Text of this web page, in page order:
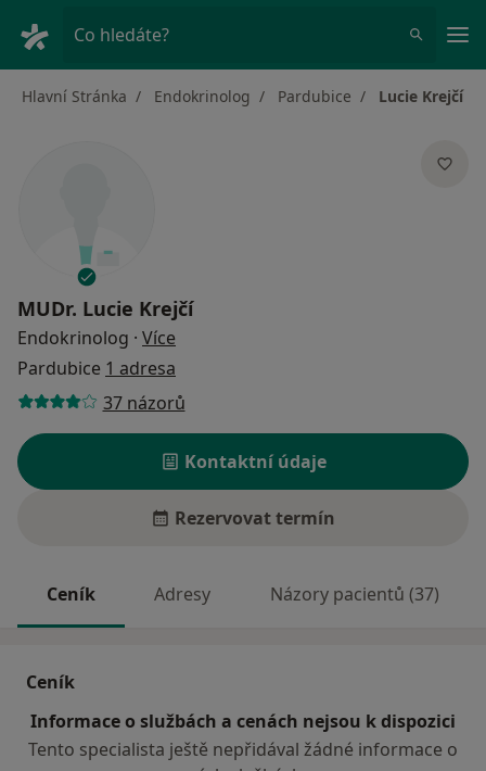
Co hledáte?
Hlavní Stránka Endokrinolog Pardubice Lucie Krejčí
MUDr. Lucie Krejčí
Endokrinolog · Více
Pardubice 1 adresa
37 názorů
Kontaktní údaje
Rezervovat termín
Ceník Adresy Názory pacientů (37)
Ceník
Informace o službách a cenách nejsou k dispozici
Tento specialista ještě nepřidával žádné informace o